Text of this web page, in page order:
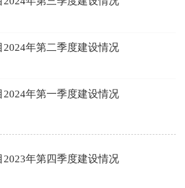
年第二季度建设情况
年第一季度建设情况
年第四季度建设情况